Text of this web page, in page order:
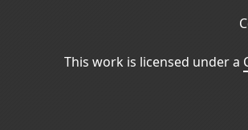
This work is licensed under a